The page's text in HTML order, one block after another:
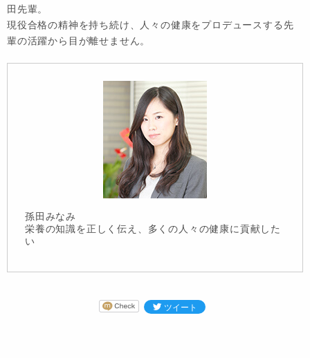
田先輩。
現役合格の精神を持ち続け、人々の健康をプロデュースする先
輩の活躍から目が離せません。
孫田みなみ
栄養の知識を正しく伝え、多くの人々の健康に貢献した
い